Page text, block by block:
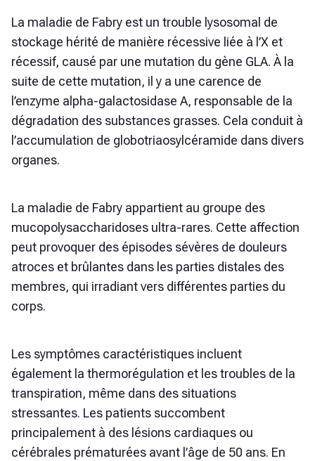
La maladie de Fabry est un trouble lysosomal de
stockage hérité de manière récessive liée à l’X et
récessif, causé par une mutation du gène GLA. À la
suite de cette mutation, il y a une carence de
l’enzyme alpha-galactosidase A, responsable de la
dégradation des substances grasses. Cela conduit à
l’accumulation de globotriaosylcéramide dans divers
organes.
La maladie de Fabry appartient au groupe des
mucopolysaccharidoses ultra-rares. Cette affection
peut provoquer des épisodes sévères de douleurs
atroces et brûlantes dans les parties distales des
membres, qui irradiant vers différentes parties du
corps.
Les symptômes caractéristiques incluent
également la thermorégulation et les troubles de la
transpiration, même dans des situations
stressantes. Les patients succombent
principalement à des lésions cardiaques ou
cérébrales prématurées avant l’âge de 50 ans. En